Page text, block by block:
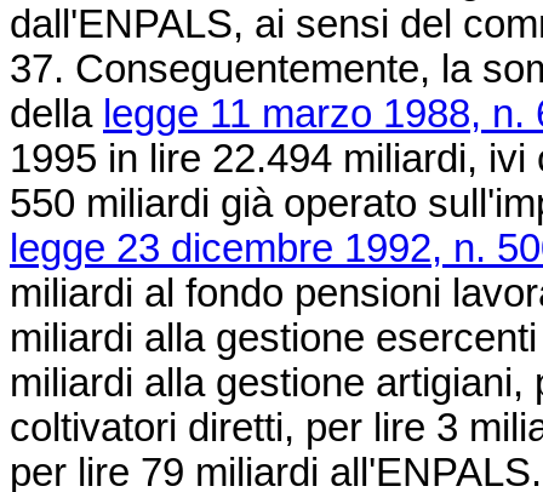
dall'ENPALS, ai sensi del
37. Conseguentemente, la
della legge 11 marzo 1988, n.
1995 in lire 22.494 miliardi,
550 miliardi già operato
legge 23 dicembre 1992, n.
miliardi al fondo pensioni
miliardi alla gestione
miliardi alla gestione
coltivatori diretti, per lire 3
per lire 79 miliardi all'ENPALS.